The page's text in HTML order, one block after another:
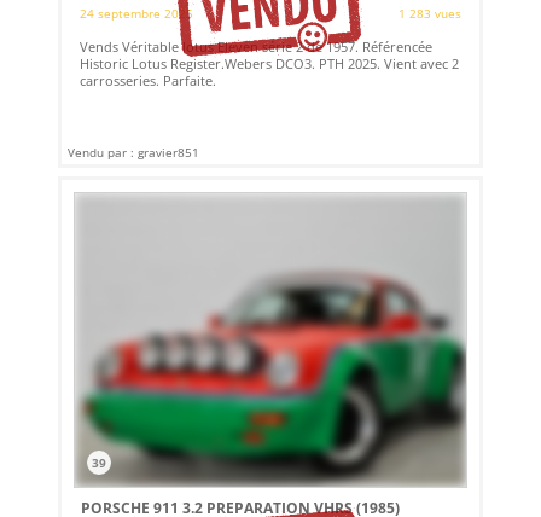
24 septembre 2025
1 283 vues
Vends Véritable lotus Eleven série 2 de 1957. Référencée
Historic Lotus Register.Webers DCO3. PTH 2025. Vient avec 2
carrosseries. Parfaite.
Vendu par : gravier851
39
PORSCHE 911 3.2 PREPARATION VHRS (1985)